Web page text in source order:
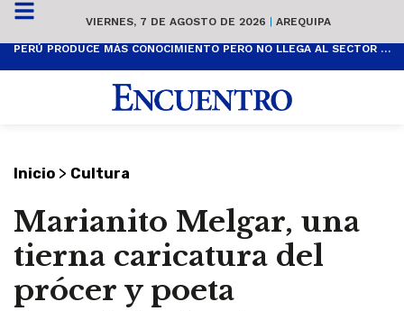
VIERNES, 7 DE AGOSTO DE 2026 | AREQUIPA
PERÚ PRODUCE MÁS CONOCIMIENTO PERO NO LLEGA AL SECTOR PRODUCTIVO
Inicio > Cultura
Marianito Melgar, una
tierna caricatura del
prócer y poeta